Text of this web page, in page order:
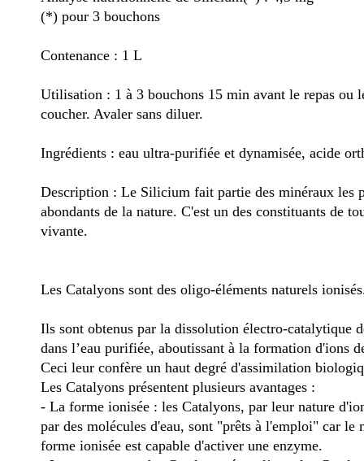
(*) pour 3 bouchons
Contenance : 1 L
Utilisation : 1 à 3 bouchons 15 min avant le repas ou
coucher. Avaler sans diluer.
Ingrédients : eau ultra-purifiée et dynamisée, acide
Description : Le Silicium fait partie des minéraux les
abondants de la nature. C'est un des constituants de
vivante.
Les Catalyons sont des oligo-éléments naturels
Ils sont obtenus par la dissolution électro-catalytique
dans l’eau purifiée, aboutissant à la formation d'ions
Ceci leur confère un haut degré d'assimilation
Les Catalyons présentent plusieurs avantages :
- La forme ionisée : les Catalyons, par leur nature
par des molécules d'eau, sont "prêts à l'emploi" car le
forme ionisée est capable d'activer une enzyme.